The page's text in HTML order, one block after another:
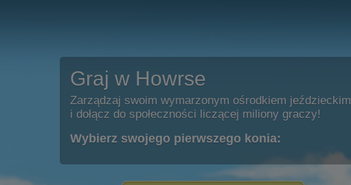
Graj w Howrse
Zarządzaj swoim wymarzonym ośrodkiem jeździeckim
i dołącz do społeczności liczącej miliony graczy!
Wybierz swojego pierwszego konia: